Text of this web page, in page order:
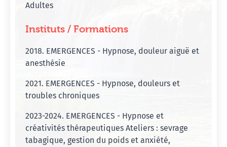
Adultes
Instituts / Formations
2018. EMERGENCES - Hypnose, douleur aiguë et
anesthésie
2021. EMERGENCES - Hypnose, douleurs et
troubles chroniques
2023-2024. EMERGENCES - Hypnose et
créativités thérapeutiques Ateliers : sevrage
tabagique, gestion du poids et anxiété,